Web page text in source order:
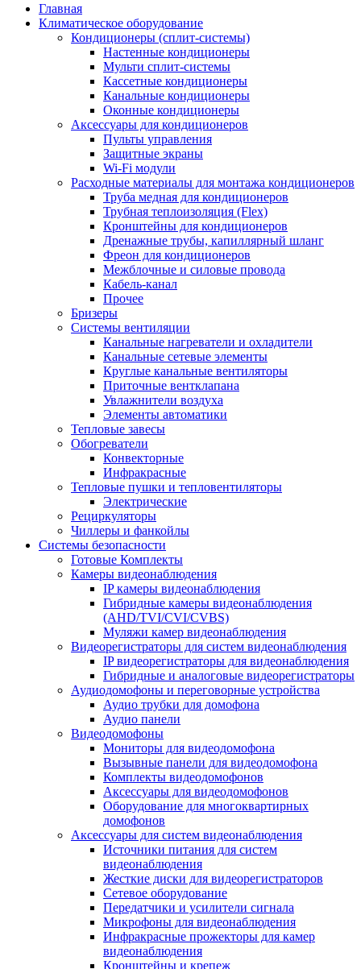
Главная
Климатическое оборудование
Кондиционеры (сплит-системы)
Настенные кондиционеры
Мульти сплит-системы
Кассетные кондиционеры
Канальные кондиционеры
Оконные кондиционеры
Аксессуары для кондиционеров
Пульты управления
Защитные экраны
Wi-Fi модули
Расходные материалы для монтажа кондиционеров
Труба медная для кондиционеров
Трубная теплоизоляция (Flex)
Кронштейны для кондиционеров
Дренажные трубы, капиллярный шланг
Фреон для кондиционеров
Межблочные и силовые провода
Кабель-канал
Прочее
Бризеры
Системы вентиляции
Канальные нагреватели и охладители
Канальные сетевые элементы
Круглые канальные вентиляторы
Приточные вентклапана
Увлажнители воздуха
Элементы автоматики
Тепловые завесы
Обогреватели
Конвекторные
Инфракрасные
Тепловые пушки и тепловентиляторы
Электрические
Рециркуляторы
Чиллеры и фанкойлы
Системы безопасности
Готовые Комплекты
Камеры видеонаблюдения
IP камеры видеонаблюдения
Гибридные камеры видеонаблюдения
(AHD/TVI/CVI/CVBS)
Муляжи камер видеонаблюдения
Видеорегистраторы для систем видеонаблюдения
IP видеорегистраторы для видеонаблюдения
Гибридные и аналоговые видеорегистраторы
Аудиодомофоны и переговорные устройства
Аудио трубки для домофона
Аудио панели
Видеодомофоны
Мониторы для видеодомофона
Вызывные панели для видеодомофона
Комплекты видеодомофонов
Аксессуары для видеодомофонов
Оборудование для многоквартирных
домофонов
Аксессуары для систем видеонаблюдения
Источники питания для систем
видеонаблюдения
Жесткие диски для видеорегистраторов
Сетевое оборудование
Передатчики и усилители сигнала
Микрофоны для видеонаблюдения
Инфракрасные прожекторы для камер
видеонаблюдения
Кронштейны и крепеж